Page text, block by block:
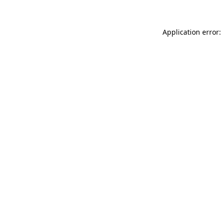
Application